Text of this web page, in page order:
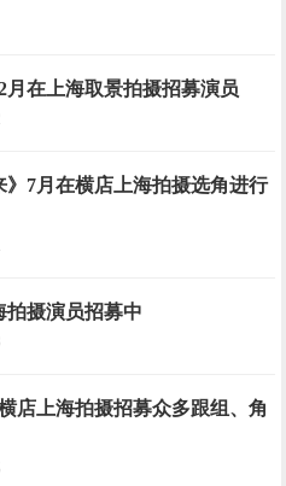
在上海取景拍摄招募演员
7月在横店上海拍摄选角进行
拍摄演员招募中
店上海拍摄招募众多跟组、角